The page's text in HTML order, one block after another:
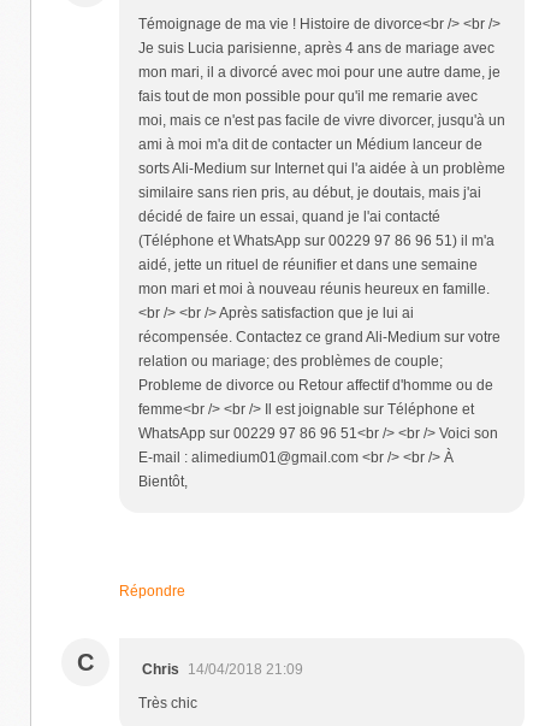
Témoignage de ma vie ! Histoire de divorce<br /> <br />
Je suis Lucia parisienne, après 4 ans de mariage avec
mon mari, il a divorcé avec moi pour une autre dame, je
fais tout de mon possible pour qu'il me remarie avec
moi, mais ce n'est pas facile de vivre divorcer, jusqu'à un
ami à moi m'a dit de contacter un Médium lanceur de
sorts Ali-Medium sur Internet qui l'a aidée à un problème
similaire sans rien pris, au début, je doutais, mais j'ai
décidé de faire un essai, quand je l'ai contacté
(Téléphone et WhatsApp sur 00229 97 86 96 51) il m'a
aidé, jette un rituel de réunifier et dans une semaine
mon mari et moi à nouveau réunis heureux en famille.
<br /> <br /> Après satisfaction que je lui ai
récompensée. Contactez ce grand Ali-Medium sur votre
relation ou mariage; des problèmes de couple;
Probleme de divorce ou Retour affectif d'homme ou de
femme<br /> <br /> Il est joignable sur Téléphone et
WhatsApp sur 00229 97 86 96 51<br /> <br /> Voici son
E-mail : alimedium01@gmail.com <br /> <br /> À
Bientôt,
Répondre
C Chris
14/04/2018 21:09
Très chic